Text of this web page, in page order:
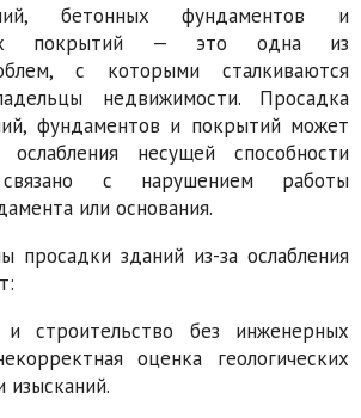
бетонных фундаментов и
покрытий — это одна из
с которыми сталкиваются
недвижимости. Просадка
фундаментов и покрытий может
ослабления несущей способности
с нарушением работы
или основания.
просадки зданий из-за ослабления
и строительство без инженерных
оценка геологических
изысканий.